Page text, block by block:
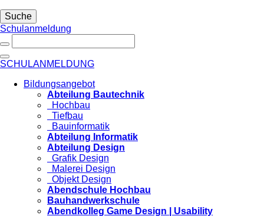
Suche
Schulanmeldung
SCHULANMELDUNG
Bildungsangebot
Abteilung Bautechnik
Hochbau
Tiefbau
Bauinformatik
Abteilung Informatik
Abteilung Design
Grafik Design
Malerei Design
Objekt Design
Abendschule Hochbau
Bauhandwerkschule
Abendkolleg Game Design | Usability